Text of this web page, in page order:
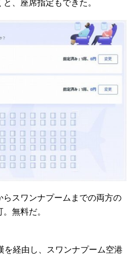
、座席指定もできた。
らスワンナプームまでの両方の
無料だ。
を経由し、スワンナプーム空港